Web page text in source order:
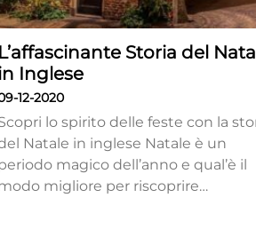
L’affascinante Storia del
Inglese
12-2020
lo spirito delle feste con la
Natale in inglese Natale è un
magico dell’anno e qual’è il
migliore per riscoprire…